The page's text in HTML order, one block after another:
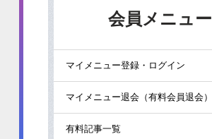
会員メニュー
マイメニュー登録・ログイン
マイメニュー退会（有料会員退会）
有料記事一覧